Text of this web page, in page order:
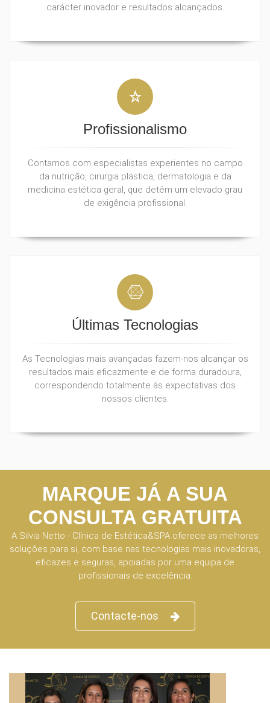
carácter inovador e resultados alcançados.
Profissionalismo
Contamos com especialistas experientes no campo
da nutrição, cirurgia plástica, dermatologia e da
medicina estética geral, que detêm um elevado grau
de exigência profissional.
Últimas Tecnologias
As Tecnologias mais avançadas fazem-nos alcançar os
resultados mais eficazmente e de forma duradoura,
correspondendo totalmente às expectativas dos
nossos clientes.
MARQUE JÁ A SUA
CONSULTA GRATUITA
A Silvia Netto - Clínica de Estética&SPA oferece as melhores
soluções para si, com base nas tecnologias mais inovadoras,
eficazes e seguras, apoiadas por uma equipa de
profissionais de excelência.
Contacte-nos
Desafio 30º Aniversário